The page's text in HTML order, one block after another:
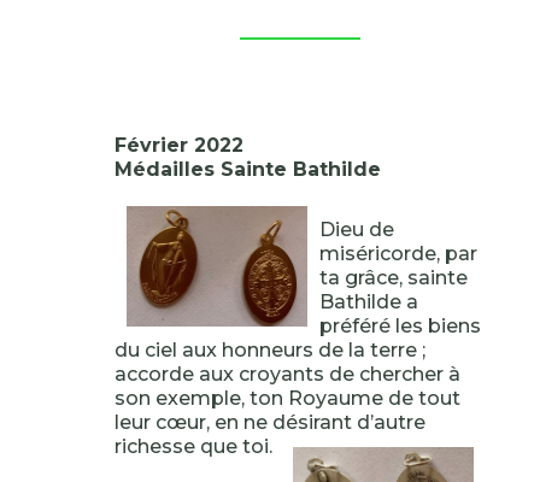
Février 2022
Médailles Sainte Bathilde
Dieu de
miséricorde, par
ta grâce, sainte
Bathilde a
préféré les biens
du ciel aux honneurs de la terre ;
accorde aux croyants de chercher à
son exemple, ton Royaume de tout
leur cœur, en ne désirant d’autre
richesse que toi.